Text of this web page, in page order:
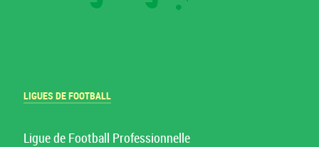
LIGUES DE FOOTBALL
Ligue de Football Professionnelle